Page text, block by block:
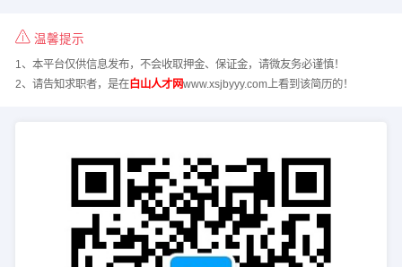
温馨提示
1、本平台仅供信息发布，不会收取押金、保证金，请微友务必谨慎！
2、请告知求职者，是在白山人才网www.xsjbyyy.com上看到该简历的！